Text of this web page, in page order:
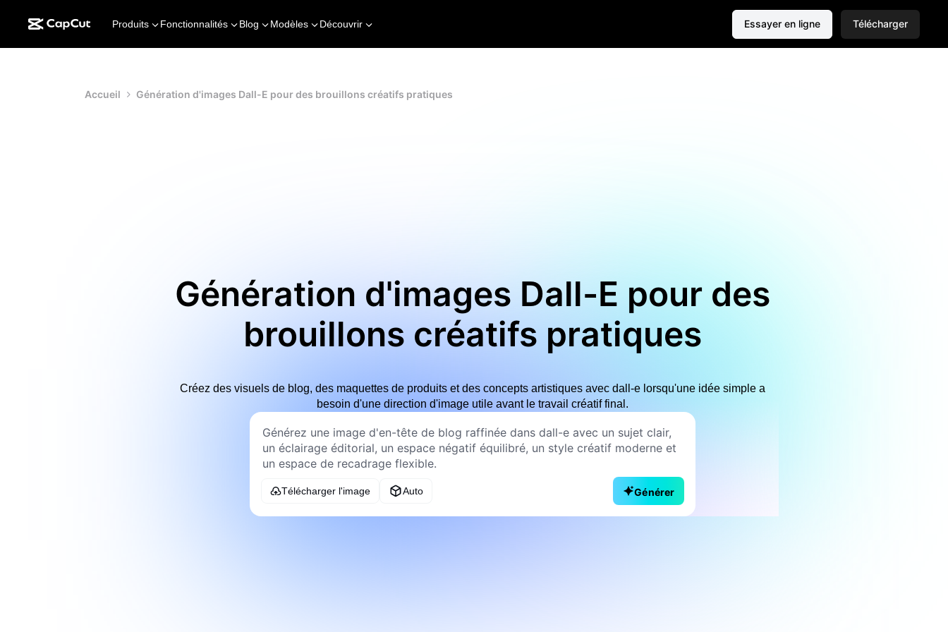
Produits Fonctionnalités Blog Modèles Découvrir Essayer en ligne Télécharger
Accueil Génération d'images Dall-E pour des brouillons créatifs pratiques
Génération d'images Dall-E pour des
brouillons créatifs pratiques
Créez des visuels de blog, des maquettes de produits et des concepts artistiques avec dall-e lorsqu'une idée simple a
besoin d'une direction d'image utile avant le travail créatif final.
Télécharger l'image Auto Générer